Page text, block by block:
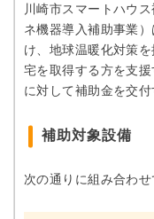
川崎市スマートハウ
ネ機器導入補助事業
け、地球温暖化対策
宅を取得する方を支
に対して補助金を交付
補助対象設備
次の通りに組み合わせ